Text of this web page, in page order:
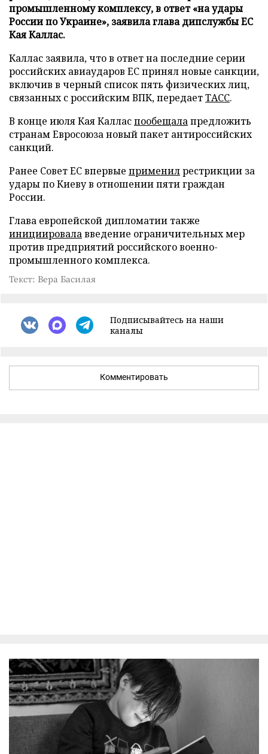
промышленному комплексу, в ответ «на удары
России по Украине», заявила глава дипслужбы ЕС
Кая Каллас.
Каллас заявила, что в ответ на последние серии
российских авиаударов ЕС принял новые санкции,
включив в черный список пять физических лиц,
связанных с российским ВПК, передаетТАСС.
В конце июля Кая Калласпообещалапредложить
странам Евросоюза новый пакет антироссийских
санкций.
Ранее Совет ЕС впервые применилрестрикции за
удары по Киеву в отношении пяти граждан
России.
Глава европейской дипломатии также
инициировалавведение ограничительных мер
против предприятий российского военно-
промышленного комплекса.
Текст: Вера Басилая
Подписывайтесь на наши
каналы
Комментировать